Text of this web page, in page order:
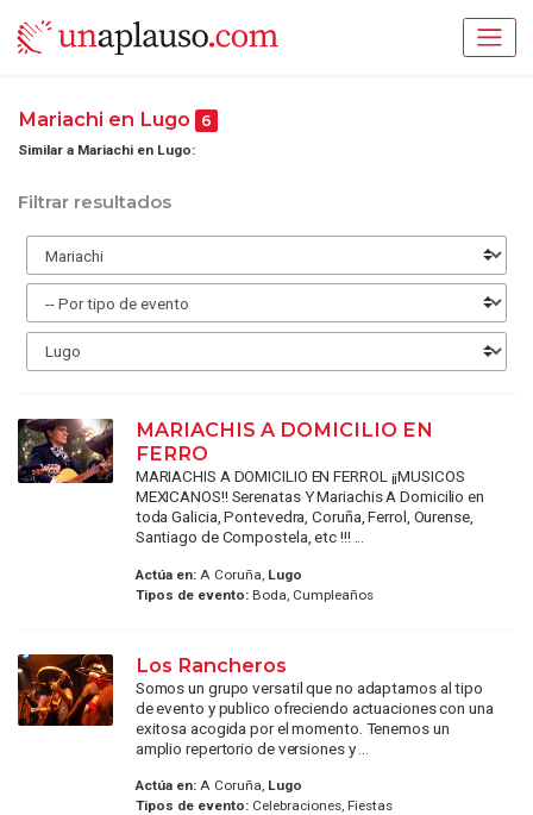
Mariachi en Lugo 6
Similar a Mariachi en Lugo:
Filtrar resultados
MARIACHIS A DOMICILIO EN
FERRO
MARIACHIS A DOMICILIO EN FERROL ¡¡MUSICOS
MEXICANOS!! Serenatas Y Mariachis A Domicilio en
toda Galicia, Pontevedra, Coruña, Ferrol, Ourense,
Santiago de Compostela, etc !!! ...
Actúa en:A Coruña, Lugo
Tipos de evento:Boda, Cumpleaños
Los Rancheros
Somos un grupo versatil que no adaptamos al tipo
de evento y publico ofreciendo actuaciones con una
exitosa acogida por el momento. Tenemos un
amplio repertorio de versiones y ...
Actúa en:A Coruña, Lugo
Tipos de evento:Celebraciones, Fiestas